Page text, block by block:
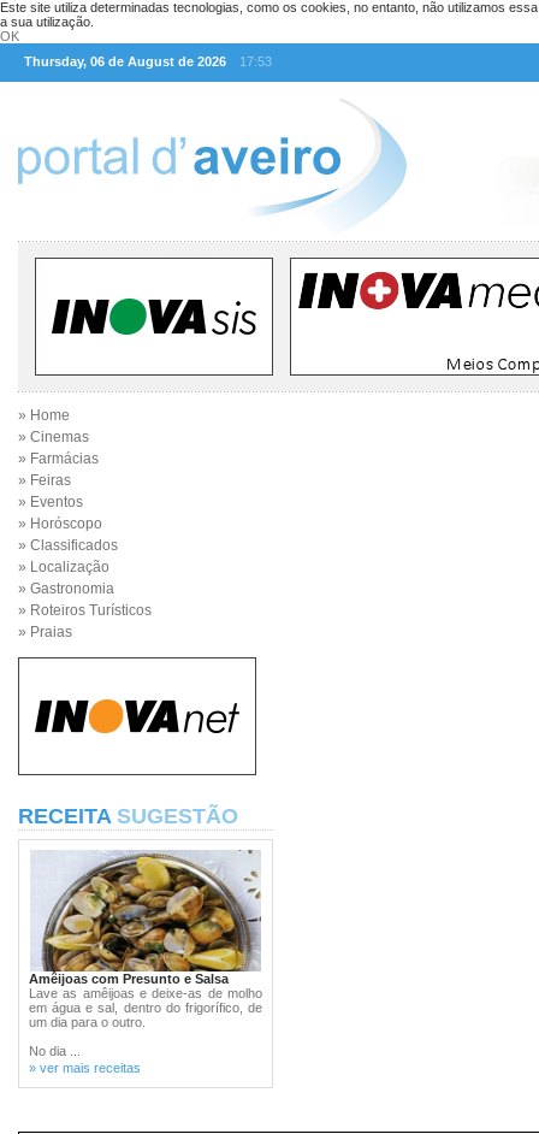
Este site utiliza determinadas tecnologias, como os cookies, no entanto, não utilizamos
a sua utilização.
OK
Thursday, 06 de August de 2026
17:53
» Home
» Cinemas
» Farmácias
» Feiras
» Eventos
» Horóscopo
» Classificados
» Localização
» Gastronomia
» Roteiros Turísticos
» Praias
RECEITA SUGESTÃO
Amêijoas com Presunto e Salsa
Lave as amêijoas e deixe-as de molho
em água e sal, dentro do frigorífico, de
um dia para o outro.
No dia ...
» ver mais receitas